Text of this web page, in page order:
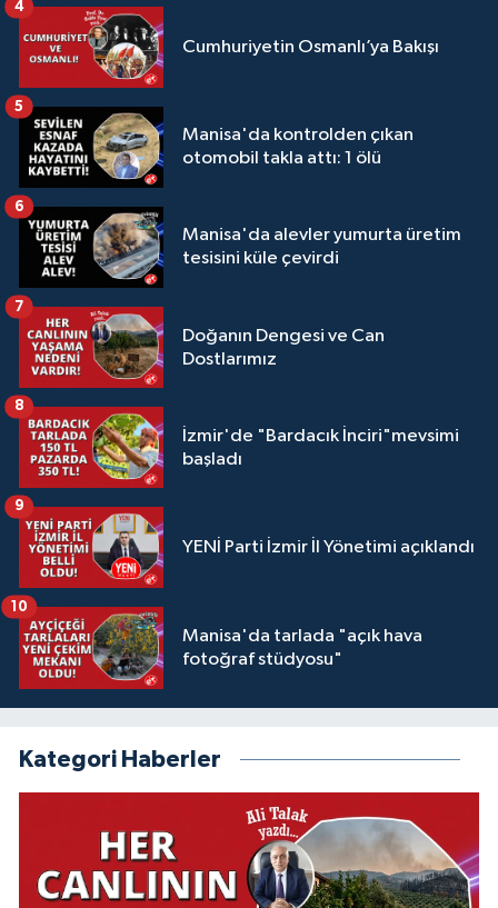
Cumhuriyetin Osmanlı’ya Bakışı
4
Manisa'da kontrolden çıkan
otomobil takla attı: 1 ölü
5
Manisa'da alevler yumurta üretim
tesisini küle çevirdi
6
Doğanın Dengesi ve Can
Dostlarımız
7
İzmir'de "Bardacık İnciri"mevsimi
başladı
8
YENİ Parti İzmir İl Yönetimi açıklandı
9
Manisa'da tarlada "açık hava
fotoğraf stüdyosu"
10
Kategori Haberler